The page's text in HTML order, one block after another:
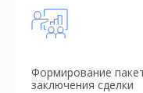
Формирование
заключения сделки